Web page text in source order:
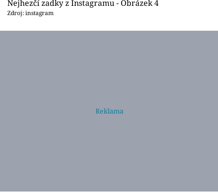
Nejhezčí zadky z Instagramu - Obrázek 4
Zdroj: instagram